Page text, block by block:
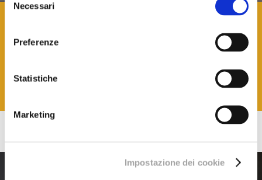
delNecessari
Preferenze
Statistiche
Marketing
Impostazione dei cookie
art enters
the material world and transforms ideas into
When a designer meets Tecnika Lumen,
symbolism becomes structure, the artist becomes a